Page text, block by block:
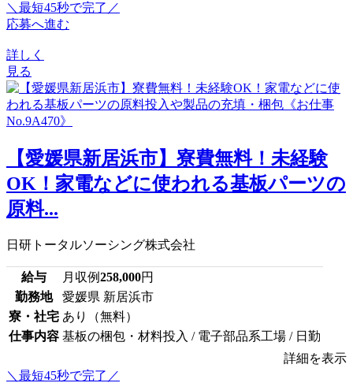
＼最短45秒で完了／
応募へ進む
詳しく
見る
【愛媛県新居浜市】寮費無料！未経験
OK！家電などに使われる基板パーツの
原料...
日研トータルソーシング株式会社
給与 月収例258,000円
勤務地
愛媛県 新居浜市
寮・社宅 あり（無料）
仕事内容 基板の梱包・材料投入 / 電子部品系工場 / 日勤
詳細を表示
＼最短45秒で完了／